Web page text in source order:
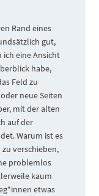
Rand eines
gut,
ich eine Ansicht
habe,
Feld zu
neue Seiten
mit der alten
auf der
Warum ist es
verschieben,
problemlos
kaum
etwas